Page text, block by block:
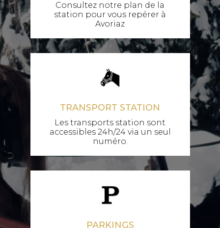
Consultez notre plan de la
station pour vous repérer à
Avoriaz
TRANSPORT STATION
Les transports station sont
accessibles 24h/24 via un seul
numéro.
PARKINGS